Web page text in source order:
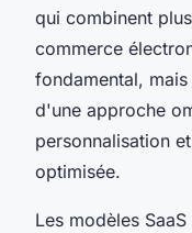
qui combinent
commerce
fondamental,
d'une approche
personnalisation
optimisée.
Les modèles